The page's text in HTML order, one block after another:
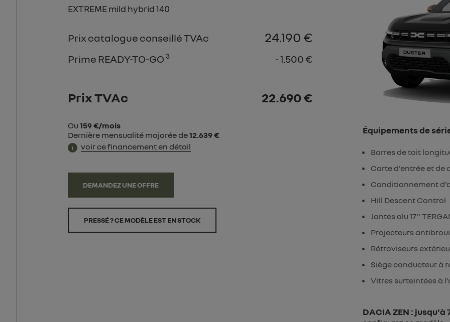
EXTREME mild hybrid 140
Prix catalogue conseillé TVAc 24.190 €
Prime READY-TO-GO 3 - 1.500 €
Prix TVAc 22.690 €
Ou159 €/mois
Dernière mensualité majorée de12.639 €
i voir ce financement en détail
DEMANDEZ UNE OFFRE
PRESSÉ ? CE MODÈLE EST EN STOCK
Équipements de
Barres de toit
Carte d'entrée et de
Conditionnement
Hill Descent Control
Jantes alu 17''
Projecteurs
Rétroviseurs
Siège conducteur à
Vitres surteintées à
DACIA ZEN :